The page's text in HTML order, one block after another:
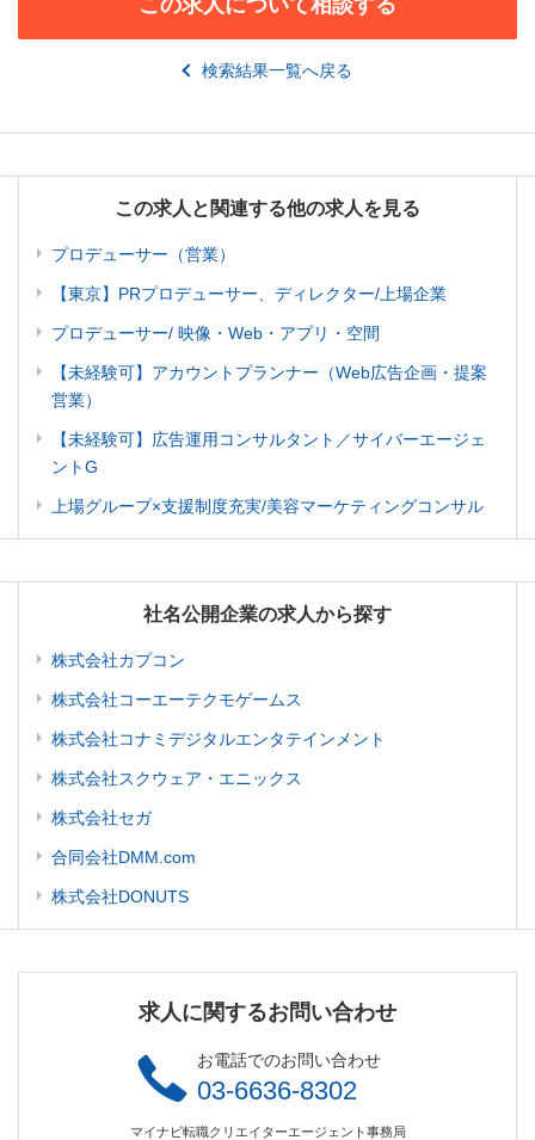
この求人について相談する
検索結果一覧へ戻る
この求人と関連する他の求人を見る
プロデューサー（営業）
【東京】PRプロデューサー、ディレクター/上場企業
プロデューサー/ 映像・Web・アプリ・空間
【未経験可】アカウントプランナー（Web広告企画・提案
営業）
【未経験可】広告運用コンサルタント／サイバーエージェ
ントG
上場グループ×支援制度充実/美容マーケティングコンサル
社名公開企業の求人から探す
株式会社カプコン
株式会社コーエーテクモゲームス
株式会社コナミデジタルエンタテインメント
株式会社スクウェア・エニックス
株式会社セガ
合同会社DMM.com
株式会社DONUTS
求人に関するお問い合わせ
お電話でのお問い合わせ
03-6636-8302
マイナビ転職クリエイターエージェント事務局